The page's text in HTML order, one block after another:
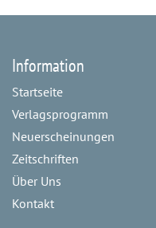
Information
Startseite
Verlagsprogramm
Neuerscheinungen
Zeitschriften
Über Uns
Kontakt